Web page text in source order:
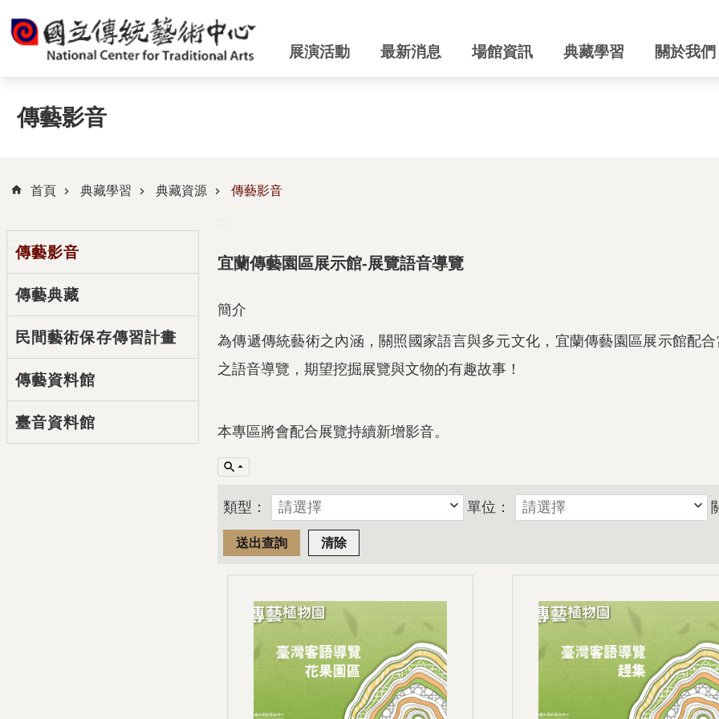
跳到主要內容區塊
展演活動 最新消息 場館資訊 典藏學習 關於我們
傳藝影音
首頁 典藏學習 典藏資源 傳藝影音
:::傳藝影音
傳藝典藏
民間藝術保存傳習計畫
傳藝資料館
臺音資料館
宜蘭傳藝園區展示館-展覽語音導覽
簡介
為傳遞傳統藝術之內涵，關照國家語言與多元文化，宜蘭傳藝園區展示館配
之語音導覽，期望挖掘展覽與文物的有趣故事！
本專區將會配合展覽持續新增影音。
類型： 單位：